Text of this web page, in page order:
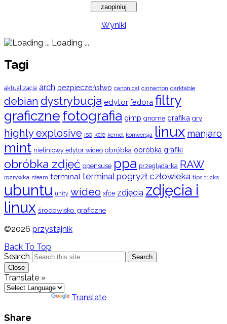
Wyniki
Loading ...
Tagi
aktualizacja arch bezpieczeństwo canonical cinnamon darktable
debian dystrybucja edytor fedora filtry
graficznefotografia gimp gnome grafika gry
highly explosive iso kde kernel konwersja linux manjaro
mint nieliniowy edytor wideo obróbka obróbka grafiki
obróbka zdjęć opensuse ppa przeglądarka RAW
rozrywka steam terminal terminal pogryzł człowieka tips tricks
ubuntu unity wideo xfce zdjęcia zdjęcia i
linux środowisko graficzne
©2026 przystajnik
Back To Top
Search
Search
Close
Translate »
Translate
Share